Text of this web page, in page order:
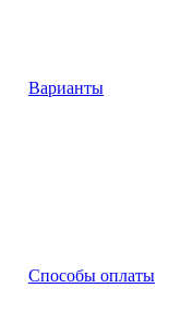
Варианты
Способы оплаты